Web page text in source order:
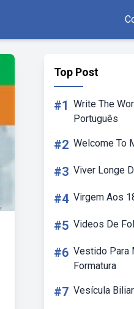
Top Post
#1 Write The
Português
#2 Welcome To
#3 Viver Longe
#4 Virgem Aos
#5 Videos De
#6 Vestido Para
Formatura
#7 Vesícula